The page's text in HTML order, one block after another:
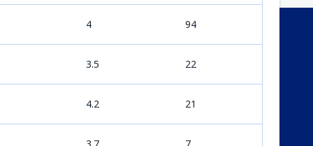
4 94
3.5 22
4.2 21